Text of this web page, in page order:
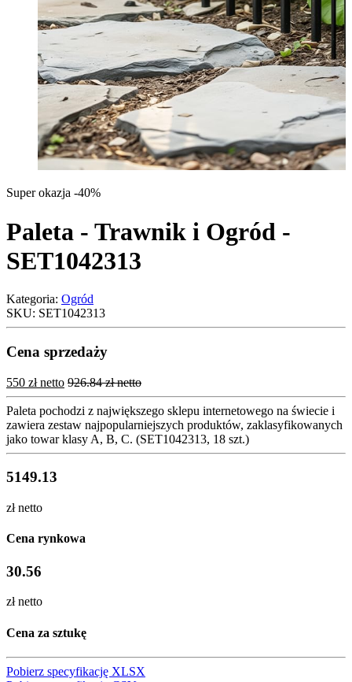
Super okazja -40%
Paleta - Trawnik i Ogród -
SET1042313
Kategoria: Ogród
SKU: SET1042313
Cena sprzedaży
550 zł netto 926.84 zł netto
Paleta pochodzi z największego sklepu internetowego na świecie i
zawiera zestaw najpopularniejszych produktów, zaklasyfikowanych
jako towar klasy A, B, C. (SET1042313, 18 szt.)
5149.13
zł netto
Cena rynkowa
30.56
zł netto
Cena za sztukę
Pobierz specyfikację XLSX